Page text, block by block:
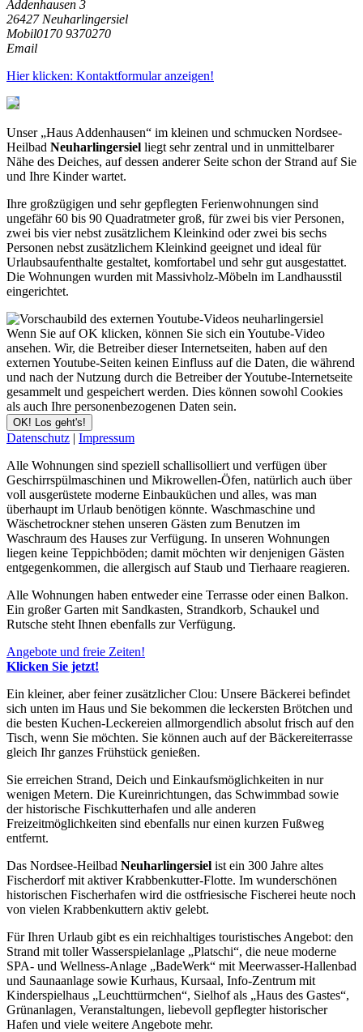
Addenhausen 3
26427 Neuharlingersiel
Mobil0170 9370270
Email
Hier klicken: Kontaktformular anzeigen!
Unser „Haus Addenhausen“ im kleinen und schmucken Nordsee-
Heilbad Neuharlingersiel liegt sehr zentral und in unmittelbarer
Nähe des Deiches, auf dessen anderer Seite schon der Strand auf Sie
und Ihre Kinder wartet.
Ihre großzügigen und sehr gepflegten Ferienwohnungen sind
ungefähr 60 bis 90 Quadratmeter groß, für zwei bis vier Personen,
zwei bis vier nebst zusätzlichem Kleinkind oder zwei bis sechs
Personen nebst zusätzlichem Kleinkind geeignet und ideal für
Urlaubsaufenthalte gestaltet, komfortabel und sehr gut ausgestattet.
Die Wohnungen wurden mit Massivholz-Möbeln im Landhausstil
eingerichtet.
Wenn Sie auf OK klicken, können Sie sich ein Youtube-Video
ansehen. Wir, die Betreiber dieser Internetseiten, haben auf den
externen Youtube-Seiten keinen Einfluss auf die Daten, die während
und nach der Nutzung durch die Betreiber der Youtube-Internetseite
gesammelt und gespeichert werden. Dies können sowohl Cookies
als auch Ihre personenbezogenen Daten sein.
OK! Los geht's!
Datenschutz | Impressum
Alle Wohnungen sind speziell schallisolliert und verfügen über
Geschirrspülmaschinen und Mikrowellen-Öfen, natürlich auch über
voll ausgerüstete moderne Einbauküchen und alles, was man
überhaupt im Urlaub benötigen könnte. Waschmaschine und
Wäschetrockner stehen unseren Gästen zum Benutzen im
Waschraum des Hauses zur Verfügung. In unseren Wohnungen
liegen keine Teppichböden; damit möchten wir denjenigen Gästen
entgegenkommen, die allergisch auf Staub und Tierhaare reagieren.
Alle Wohnungen haben entweder eine Terrasse oder einen Balkon.
Ein großer Garten mit Sandkasten, Strandkorb, Schaukel und
Rutsche steht Ihnen ebenfalls zur Verfügung.
Angebote und freie Zeiten!
Klicken Sie jetzt!
Ein kleiner, aber feiner zusätzlicher Clou: Unsere Bäckerei befindet
sich unten im Haus und Sie bekommen die leckersten Brötchen und
die besten Kuchen-Leckereien allmorgendlich absolut frisch auf den
Tisch, wenn Sie möchten. Sie können auch auf der Bäckereiterrasse
gleich Ihr ganzes Frühstück genießen.
Sie erreichen Strand, Deich und Einkaufsmöglichkeiten in nur
wenigen Metern. Die Kureinrichtungen, das Schwimmbad sowie
der historische Fischkutterhafen und alle anderen
Freizeitmöglichkeiten sind ebenfalls nur einen kurzen Fußweg
entfernt.
Das Nordsee-Heilbad Neuharlingersiel ist ein 300 Jahre altes
Fischerdorf mit aktiver Krabbenkutter-Flotte. Im wunderschönen
historischen Fischerhafen wird die ostfriesische Fischerei heute noch
von vielen Krabbenkuttern aktiv gelebt.
Für Ihren Urlaub gibt es ein reichhaltiges touristisches Angebot: den
Strand mit toller Wasserspielanlage „Platschi“, die neue moderne
SPA- und Wellness-Anlage „BadeWerk“ mit Meerwasser-Hallenbad
und Saunaanlage sowie Kurhaus, Kursaal, Info-Zentrum mit
Kinderspielhaus „Leuchttürmchen“, Sielhof als „Haus des Gastes“,
Grünanlagen, Veranstaltungen, liebevoll gepflegter historischer
Hafen und viele weitere Angebote mehr.